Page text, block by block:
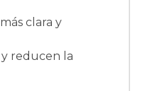
clara y
reducen la